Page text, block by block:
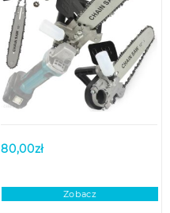
80,00zł
Zobacz